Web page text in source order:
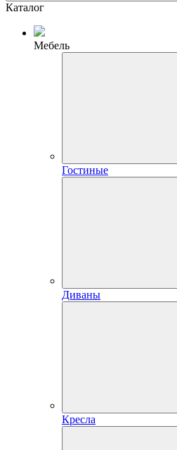
Каталог
Мебель
Гостиные
Диваны
Кресла